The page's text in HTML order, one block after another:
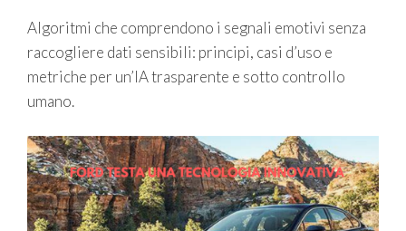
Algoritmi che comprendono i segnali emotivi senza
raccogliere dati sensibili: principi, casi d’uso e
metriche per un’IA trasparente e sotto controllo
umano.